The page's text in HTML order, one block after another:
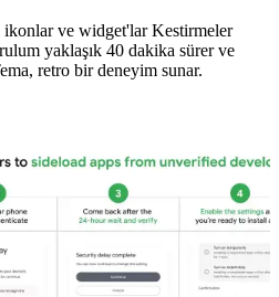
ikonlar ve widget'lar Kestirmeler
yaklaşık 40 dakika sürer ve
retro bir deneyim sunar.